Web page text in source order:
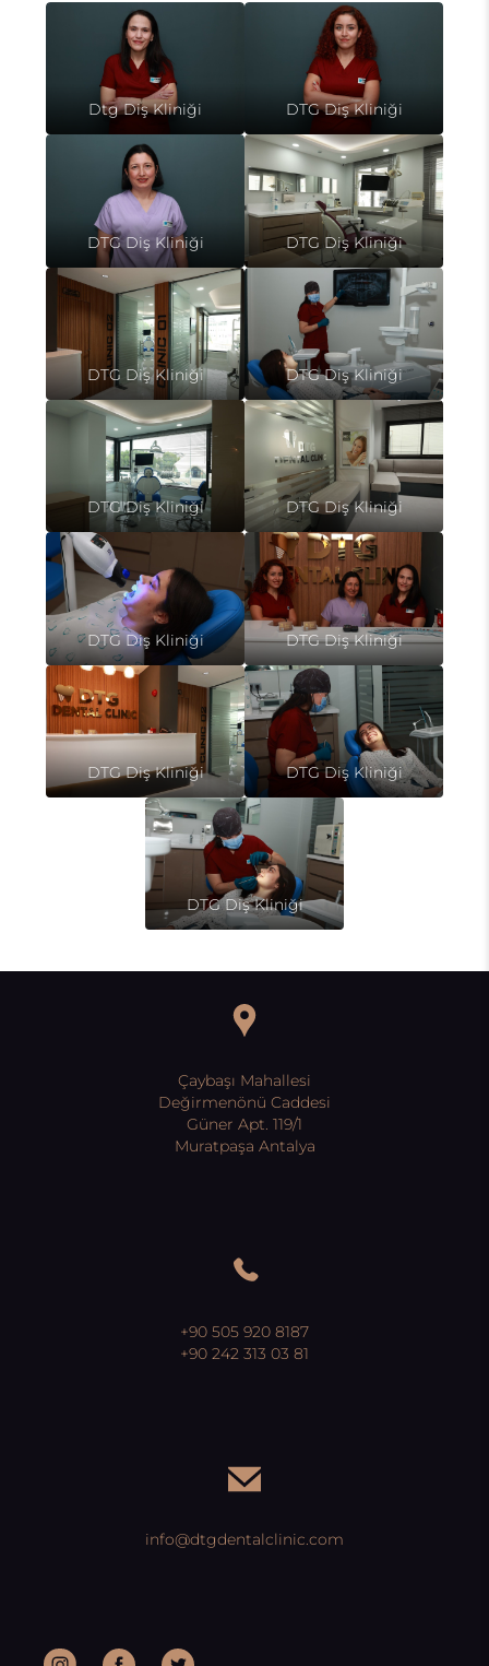
Dtg Diş Kliniği DTG Diş Kliniği
DTG Diş Kliniği DTG Diş Kliniği
DTG Diş Kliniği DTG Diş Kliniği
DTG Diş Kliniği DTG Diş Kliniği
DTG Diş Kliniği DTG Diş Kliniği
DTG Diş Kliniği DTG Diş Kliniği
DTG Diş Kliniği
Çaybaşı Mahallesi
Değirmenönü Caddesi
Güner Apt. 119/1
Muratpaşa Antalya
+90 505 920 8187
+90 242 313 03 81
info@dtgdentalclinic.com